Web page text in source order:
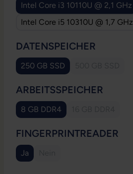
Intel Core i3 10110U @ 2,1 GHz
Intel Core i5 10310U @ 1,7 GHz
DATENSPEICHER
250 GB SSD
ARBEITSSPEICHER
8 GB DDR4
FINGERPRINTREADER
Ja